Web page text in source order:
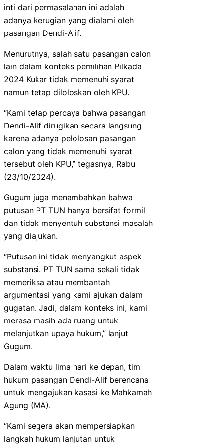
inti dari permasalahan ini adalah
adanya kerugian yang dialami oleh
pasangan Dendi-Alif.
Menurutnya, salah satu pasangan calon
lain dalam konteks pemilihan Pilkada
2024 Kukar tidak memenuhi syarat
namun tetap diloloskan oleh KPU.
“Kami tetap percaya bahwa pasangan
Dendi-Alif dirugikan secara langsung
karena adanya pelolosan pasangan
calon yang tidak memenuhi syarat
tersebut oleh KPU,” tegasnya, Rabu
(23/10/2024).
Gugum juga menambahkan bahwa
putusan PT TUN hanya bersifat formil
dan tidak menyentuh substansi masalah
yang diajukan.
“Putusan ini tidak menyangkut aspek
substansi. PT TUN sama sekali tidak
memeriksa atau membantah
argumentasi yang kami ajukan dalam
gugatan. Jadi, dalam konteks ini, kami
merasa masih ada ruang untuk
melanjutkan upaya hukum,” lanjut
Gugum.
Dalam waktu lima hari ke depan, tim
hukum pasangan Dendi-Alif berencana
untuk mengajukan kasasi ke Mahkamah
Agung (MA).
“Kami segera akan mempersiapkan
langkah hukum lanjutan untuk